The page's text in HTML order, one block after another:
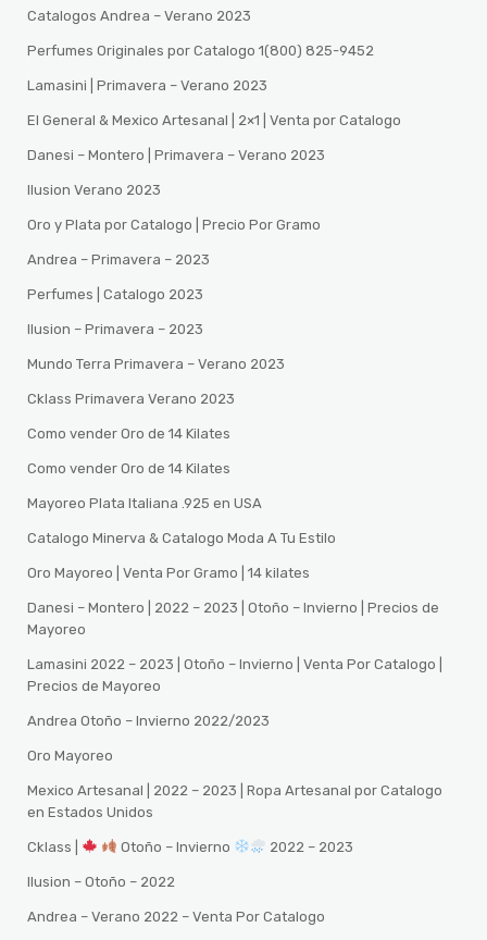
Catalogos Andrea – Verano 2023
Perfumes Originales por Catalogo 1(800) 825-9452
Lamasini | Primavera – Verano 2023
El General & Mexico Artesanal | 2×1 | Venta por Catalogo
Danesi – Montero | Primavera – Verano 2023
Ilusion Verano 2023
Oro y Plata por Catalogo | Precio Por Gramo
Andrea – Primavera – 2023
Perfumes | Catalogo 2023
Ilusion – Primavera – 2023
Mundo Terra Primavera – Verano 2023
Cklass Primavera Verano 2023
Como vender Oro de 14 Kilates
Como vender Oro de 14 Kilates
Mayoreo Plata Italiana .925 en USA
Catalogo Minerva & Catalogo Moda A Tu Estilo
Oro Mayoreo | Venta Por Gramo | 14 kilates
Danesi – Montero | 2022 – 2023 | Otoño – Invierno | Precios de
Mayoreo
Lamasini 2022 – 2023 | Otoño – Invierno | Venta Por Catalogo |
Precios de Mayoreo
Andrea Otoño – Invierno 2022/2023
Oro Mayoreo
Mexico Artesanal | 2022 – 2023 | Ropa Artesanal por Catalogo
en Estados Unidos
Cklass | Otoño – Invierno 2022 – 2023
Ilusion – Otoño – 2022
Andrea – Verano 2022 – Venta Por Catalogo